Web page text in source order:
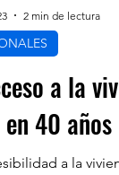
a la
40 años
a la
2 min de lectura